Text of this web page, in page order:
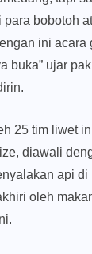
para bobotoh
ini acara
buka” ujar
25 tim liwet
diawali
api di
oleh